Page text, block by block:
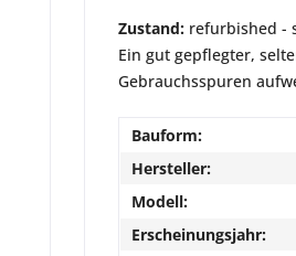
Zustand: refurbished -
Ein gut gepflegter,
Gebrauchsspuren
Bauform:
Hersteller:
Modell:
Erscheinungsjahr: